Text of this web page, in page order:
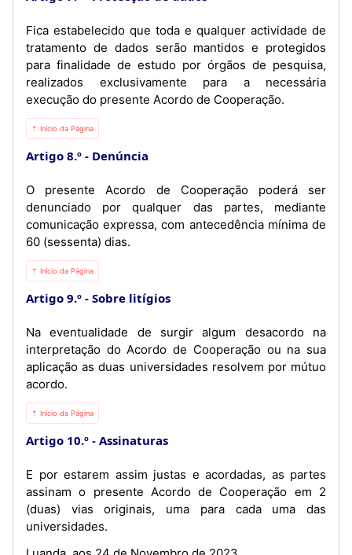
Fica estabelecido que toda e qualquer actividade de
tratamento de dados serão mantidos e protegidos
para finalidade de estudo por órgãos de pesquisa,
realizados exclusivamente para a necessária
execução do presente Acordo de Cooperação.
⇡ Início da Página
Artigo 8.º Denúncia
O presente Acordo de Cooperação poderá ser
denunciado por qualquer das partes, mediante
comunicação expressa, com antecedência mínima de
60 (sessenta) dias.
⇡ Início da Página
Artigo 9.º Sobre litígios
Na eventualidade de surgir algum desacordo na
interpretação do Acordo de Cooperação ou na sua
aplicação as duas universidades resolvem por mútuo
acordo.
⇡ Início da Página
Artigo 10.º Assinaturas
E por estarem assim justas e acordadas, as partes
assinam o presente Acordo de Cooperação em 2
(duas) vias originais, uma para cada uma das
universidades.